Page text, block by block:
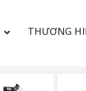
THƯƠNG